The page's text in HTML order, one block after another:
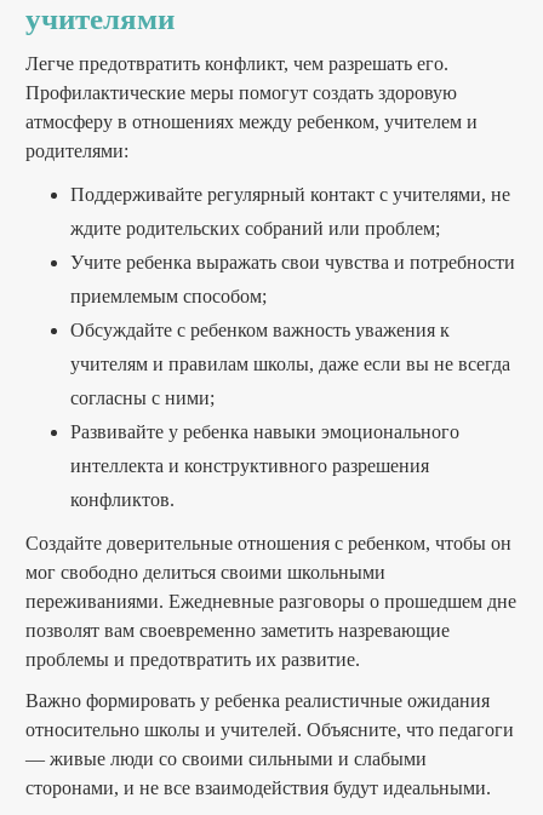
учителями
Легче предотвратить конфликт, чем разрешать его.
Профилактические меры помогут создать здоровую
атмосферу в отношениях между ребенком, учителем и
родителями:
Поддерживайте регулярный контакт с учителями, не
ждите родительских собраний или проблем;
Учите ребенка выражать свои чувства и потребности
приемлемым способом;
Обсуждайте с ребенком важность уважения к
учителям и правилам школы, даже если вы не всегда
согласны с ними;
Развивайте у ребенка навыки эмоционального
интеллекта и конструктивного разрешения
конфликтов.
Создайте доверительные отношения с ребенком, чтобы он
мог свободно делиться своими школьными
переживаниями. Ежедневные разговоры о прошедшем дне
позволят вам своевременно заметить назревающие
проблемы и предотвратить их развитие.
Важно формировать у ребенка реалистичные ожидания
относительно школы и учителей. Объясните, что педагоги
— живые люди со своими сильными и слабыми
сторонами, и не все взаимодействия будут идеальными.